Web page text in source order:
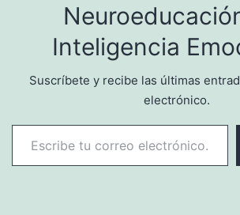
Inteligencia
Suscríbete y recibe las últimas
electrónico.
Escribe tu correo electrónico…